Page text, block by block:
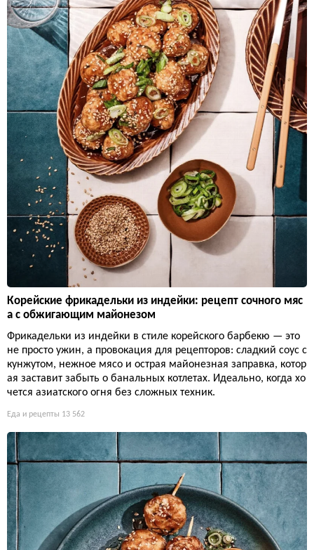
Корейские фрикадельки из индейки: рецепт сочного мяс
а с обжигающим майонезом
Фрикадельки из индейки в стиле корейского барбекю — это
не просто ужин, а провокация для рецепторов: сладкий соус с
кунжутом, нежное мясо и острая майонезная заправка, котор
ая заставит забыть о банальных котлетах. Идеально, когда хо
чется азиатского огня без сложных техник.
Еда и рецепты 13 562